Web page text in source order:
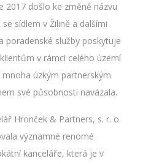
2017 došlo ke změně názvu
sídlem v Žilině a dalšími
poradenské služby poskytuje
v rámci celého území
mnoha úzkým partnerským
své působnosti navázala.
Hronček & Partners, s. r. o.
významné renomé
kanceláře, která je v